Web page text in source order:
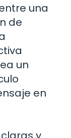
una
de
un
en